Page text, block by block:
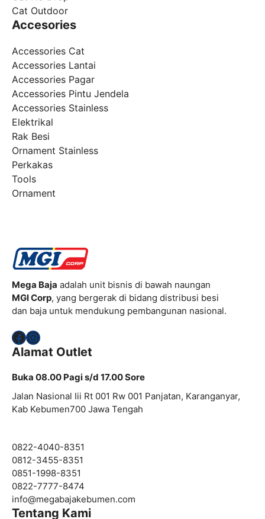
Cat Outdoor
Accesories
Accessories Cat
Accessories Lantai
Accessories Pagar
Accessories Pintu Jendela
Accessories Stainless
Elektrikal
Rak Besi
Ornament Stainless
Perkakas
Tools
Ornament
Mega Baja adalah unit bisnis di bawah naungan
MGI Corp, yang bergerak di bidang distribusi besi
dan baja untuk mendukung pembangunan nasional.
Facebook
Instagram
Alamat Outlet
Buka 08.00 Pagi s/d 17.00 Sore
Jalan Nasional Iii Rt 001 Rw 001 Panjatan, Karanganyar,
Kab Kebumen700 Jawa Tengah
0822-4040-8351
0812-3455-8351
0851-1998-8351
0822-7777-8474
info@megabajakebumen.com
Tentang Kami